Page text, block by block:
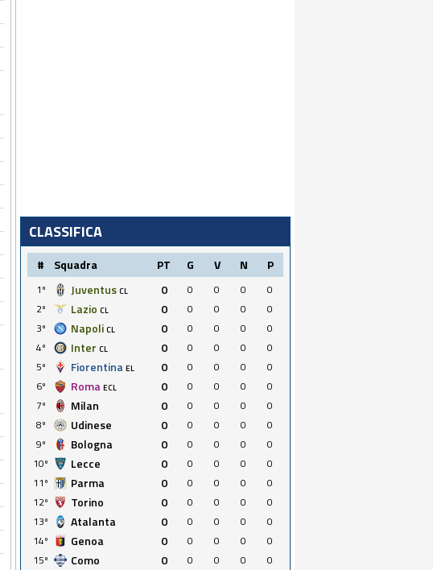
CLASSIFICA
# Squadra PT G V N P
1º Juventus CL 0 0 0 0
0
2º
Lazio CL 0 0 0 0
0
3º
Napoli CL 0 0 0 0
0
4º
Inter CL 0 0 0 0
0
5º
Fiorentina EL 0 0 0 0
0
6º
Roma ECL 0 0 0 0
0
7º
Milan 0 0 0 0
0
8º
Udinese 0 0 0 0
0
9º
Bologna 0 0 0 0
0
10º
Lecce 0 0 0 0
0
11º
Parma 0 0 0 0
0
12º
Torino 0 0 0 0
0
13º
Atalanta 0 0 0 0
0
14º
Genoa 0 0 0 0
0
15º
Como 0 0 0 0 0